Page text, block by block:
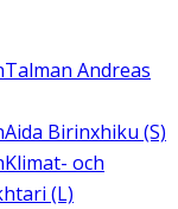
Talman Andreas
Aida Birinxhiku (S)
Klimat- och
(L)